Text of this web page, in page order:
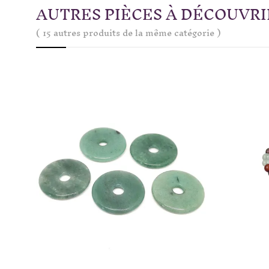
AUTRES PIÈCES À
( 15 autres produits de la même catégorie )